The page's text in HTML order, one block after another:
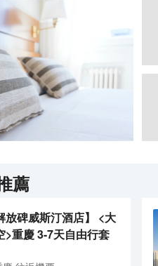
薦
放碑威斯汀酒店】 <大
>重慶 3-7天自由行套